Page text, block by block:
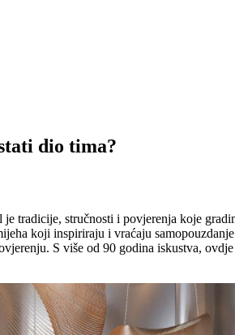
dio tima?
tradicije, stručnosti i povjerenja koje
koji inspiriraju i vraćaju
S više od 90 godina iskustva,